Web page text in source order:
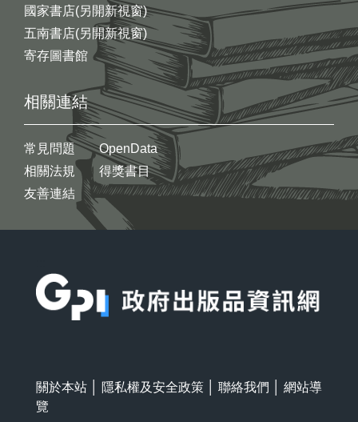
國家書店(另開新視窗)
五南書店(另開新視窗)
寄存圖書館
相關連結
常見問題
相關法規
友善連結
OpenData
得獎書目
關於本站 隱私權及安全政策 聯絡我們
網站導
覽